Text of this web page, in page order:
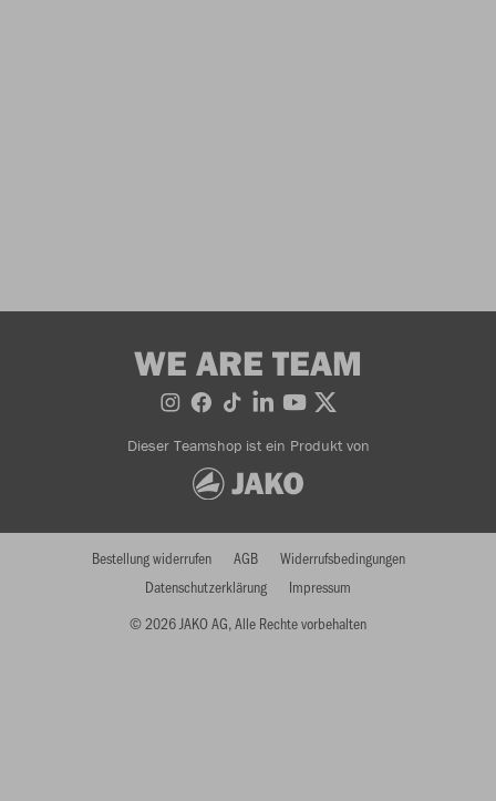
WE ARE TEAM
Dieser Teamshop ist ein Produkt von
© 2026 JAKO AG, Alle Rechte vorbehalten
Bestellung widerrufen AGB
Widerrufsbedingungen
Datenschutzerklärung
Impressum